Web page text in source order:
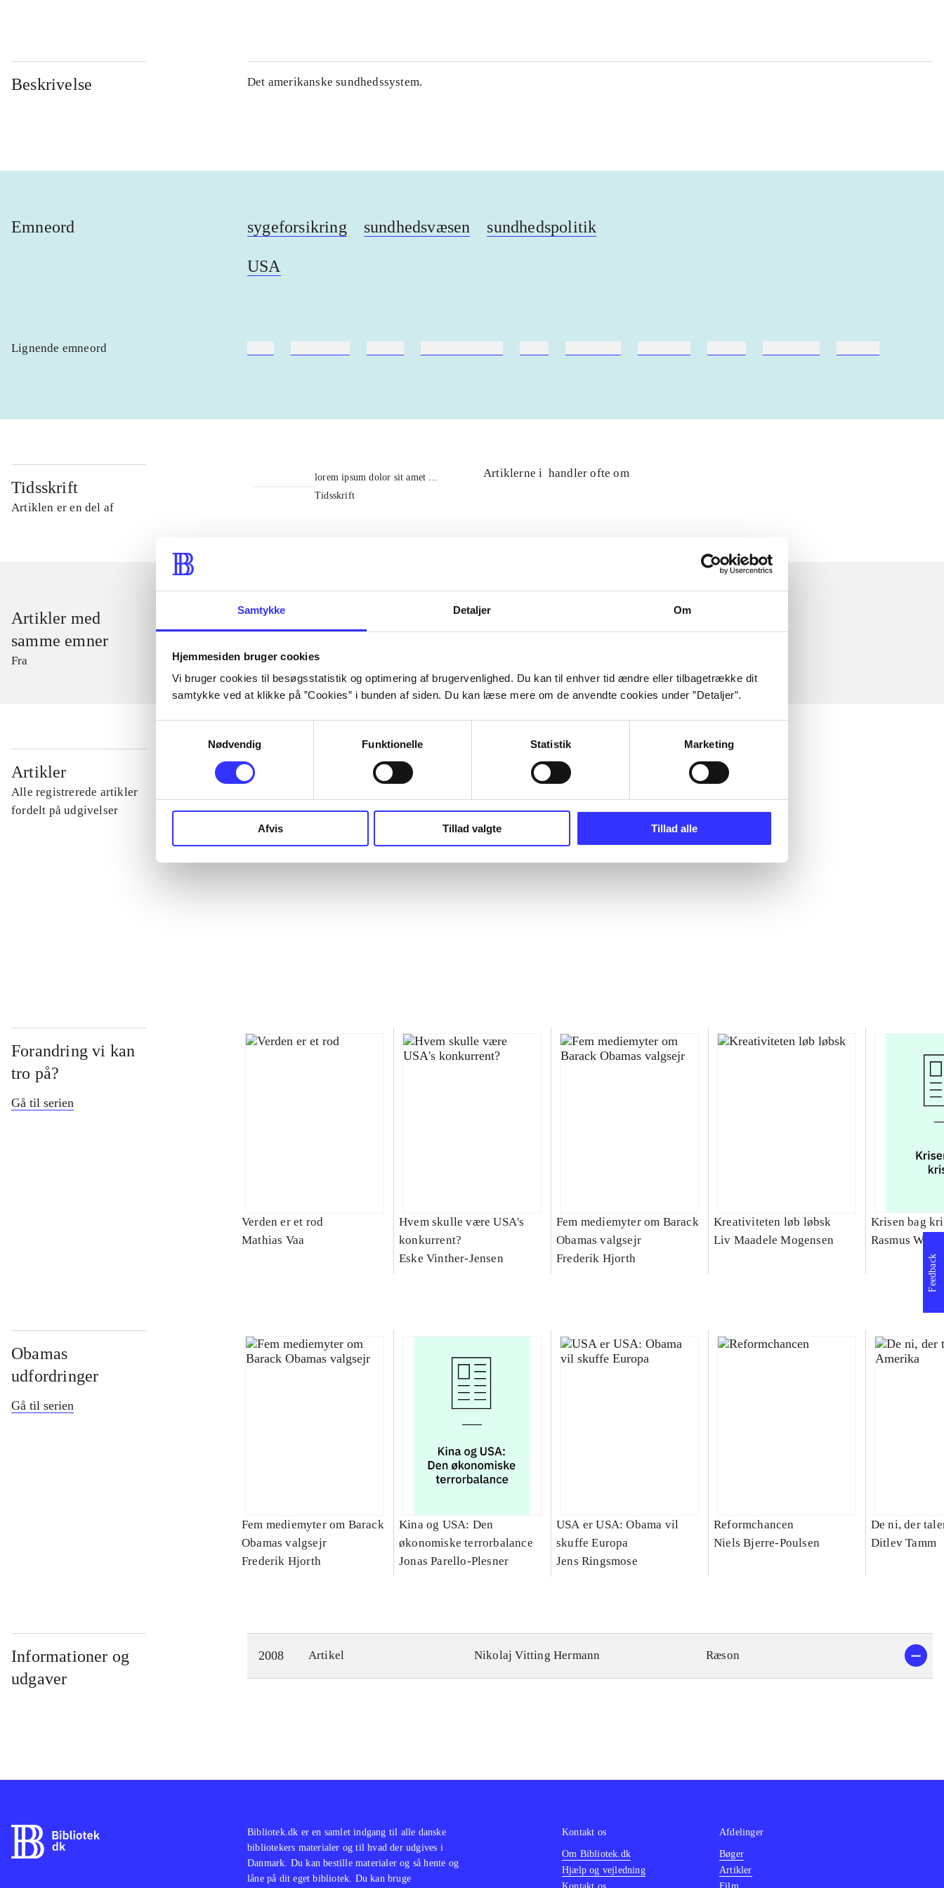
Samtykke Detaljer Om
Hjemmesiden bruger cookies
Vi bruger cookies til besøgsstatistik og optimering af brugervenlighed. Du kan til enhver tid ændre eller tilbagetrække dit
samtykke ved at klikke på ”Cookies” i bunden af siden. Du kan læse mere om de anvendte cookies under ”Detaljer”.
Nødvendig
Funktionelle Statistik Marketing
Afvis Tillad valgte Tillad alle
Beskrivelse Det amerikanske sundhedssystem.
Emneord sygeforsikring sundhedsvæsen sundhedspolitik
USA
Lignende emneord
Tidsskrift
Artiklen er en del af
lorem ipsum dolor sit amet ...
Tidsskrift
Artiklerne i handler ofte om
Artikler med
samme emner
Fra
Artikler
Alle registrerede artikler
fordelt på udgivelser
...
Forandring vi kan
tro på?
Gå til serien
Verden er et rod
Mathias Vaa
Hvem skulle være USA's
konkurrent?
Eske Vinther-Jensen
Fem mediemyter om Barack
Obamas valgsejr
Frederik Hjorth
Kreativiteten løb løbsk
Liv Maadele Mogensen
Krisen bag
Rasmus
Obamas
udfordringer
Gå til serien
Fem mediemyter om Barack
Obamas valgsejr
Frederik Hjorth
Kina og USA: Den
økonomiske terrorbalance
Jonas Parello-Plesner
USA er USA: Obama vil
skuffe Europa
Jens Ringsmose
Reformchancen
Niels Bjerre-Poulsen
De ni, der
Ditlev Tamm
Informationer og
udgaver
2008 Artikel Nikolaj Vitting Hermann Ræson
Feedback
Bibliotek.dk er en samlet indgang til alle danske
bibliotekers materialer og til hvad der udgives i
Danmark. Du kan bestille materialer og så hente og
låne på dit eget bibliotek. Du kan bruge
Kontakt os
Om Bibliotek.dk
Hjælp og vejledning
Afdelinger
Bøger
Artikler